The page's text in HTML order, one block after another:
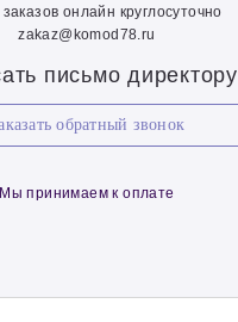
онлайн круглосуточно
zakaz@komod78.ru
письмо директору
обратный звонок
Мы принимаем к оплате